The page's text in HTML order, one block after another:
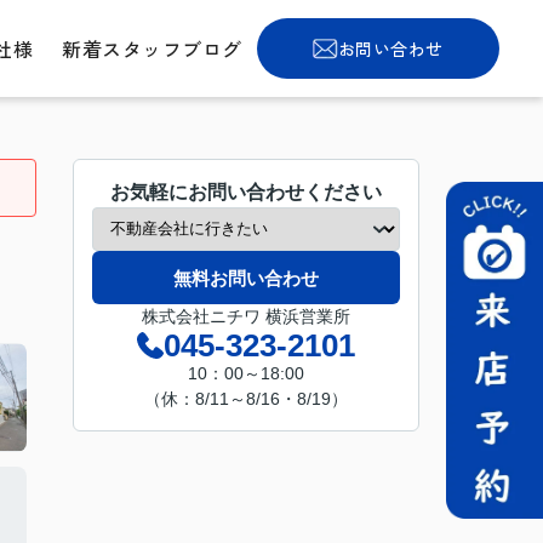
様 新着スタッフブログ お問い合わせ
お気軽にお問い合わせください
無料お問い合わせ
株式会社ニチワ 横浜営業所
045-323-2101
10：00～18:00
（休：8/11～8/16・8/19）